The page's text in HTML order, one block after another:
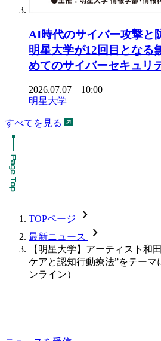
AI時代のサイバー攻撃と
明星大学が12回目となる
めてのサイバーセキュリ
2026.07.07 10:00
明星大学
すべてを見る
TOPページ chevron_forward
最新ニュース chevron_forward
【明星大学】アーティスト和
ケアと認知行動療法”をテー
ンライン）